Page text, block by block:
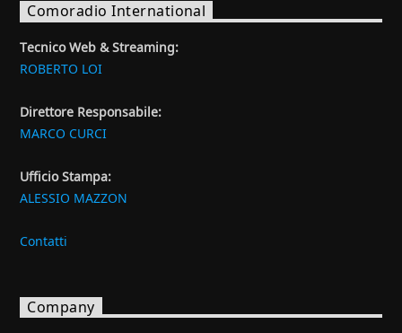
Comoradio International
Tecnico Web & Streaming:
ROBERTO LOI
Direttore Responsabile:
MARCO CURCI
Ufficio Stampa:
ALESSIO MAZZON
Contatti
Company